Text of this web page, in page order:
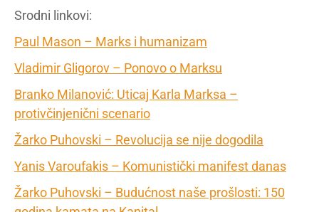
Srodni linkovi:
Paul Mason – Marks i humanizam
Vladimir Gligorov – Ponovo o Marksu
Branko Milanović: Uticaj Karla Marksa –
protivčinjenični scenario
Žarko Puhovski – Revolucija se nije dogodila
Yanis Varoufakis – Komunistički manifest danas
Žarko Puhovski – Budućnost naše prošlosti: 150